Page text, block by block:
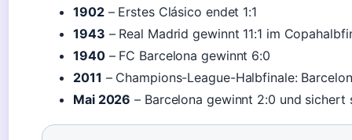
1902– Erstes Clásico endet 1:1
1943 – Real Madrid gewinnt 11:1 im
1940– FC Barcelona gewinnt 6:0
2011 – Champions-League-Halbfinale:
Mai 2026 – Barcelona gewinnt 2:0 und sichert